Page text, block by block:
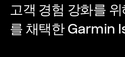
고객 경험 강화를
를 채택한 Garmin